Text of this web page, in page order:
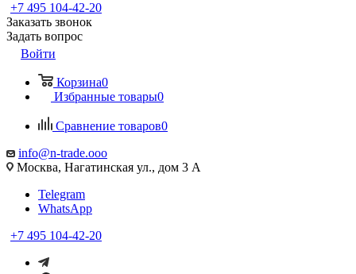
+7 495 104-42-20
Заказать звонок
Задать вопрос
Войти
Корзина0
Избранные товары0
Сравнение товаров0
info@n-trade.ooo
Москва, Нагатинская ул., дом 3 А
Telegram
WhatsApp
+7 495 104-42-20